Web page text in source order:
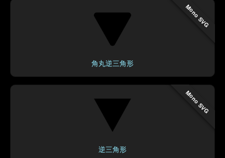
Mono SVG
角丸逆三角形
Mono SVG
逆三角形